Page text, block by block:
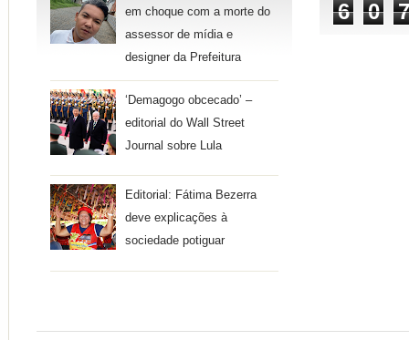
em choque com a morte do
assessor de mídia e
designer da Prefeitura
‘Demagogo obcecado’ –
editorial do Wall Street
Journal sobre Lula
Editorial: Fátima Bezerra
deve explicações à
sociedade potiguar
6 0 7